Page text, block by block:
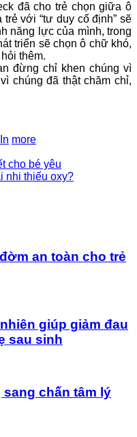
đã cho trẻ chọn giữa ô
với “tư duy cố định” sẽ
năng lực của mình, trong
triển sẽ chọn ô chữ khó,
thêm.
đừng chỉ khen chúng vì
chúng đã thật chăm chỉ,
more
cho bé yêu
nhi thiếu oxy?
an toàn cho trẻ
giúp giảm đau
sau sinh
chấn tâm lý